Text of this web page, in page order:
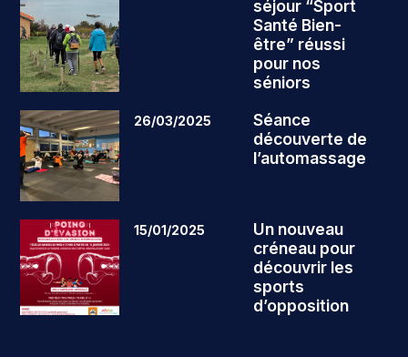
séjour “Sport
Santé Bien-
être” réussi
pour nos
séniors
26/03/2025
Séance
découverte de
l’automassage
15/01/2025
Un nouveau
créneau pour
découvrir les
sports
d’opposition